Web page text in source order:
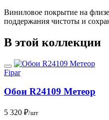
Виниловое покрытие на
поддержания чистоты и
В этой коллекции
Fipar
Обои R24109 Метеор
5 320 ₽/шт